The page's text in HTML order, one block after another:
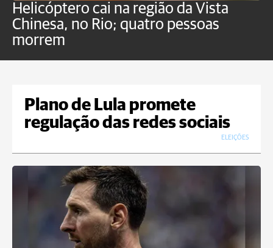
Helicóptero cai na região da Vista
Chinesa, no Rio; quatro pessoas
morrem
Plano de Lula promete
regulação das redes sociais
ELEIÇÕES